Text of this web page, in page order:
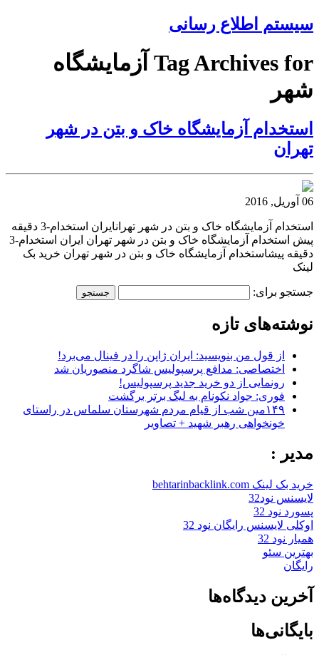
سیستم اطلاع رسانی
Tag Archives for آزمایشگاه
شهر
استخدام آزمایشگاه خاک و بتن در شهر
تهران
06 آوریل, 2016
استخدام آزمایشگاه خاک و بتن در شهر تهرانایران استخدام-3 دقیقه
پیش استخدام آزمایشگاه خاک و بتن در شهر تهران ایران استخدام-3
دقیقه پیشاستخدام آزمایشگاه خاک و بتن در شهر تهران خرید بک
لینک
جستجو برای:
نوشته‌های تازه
از قول من بنویسید: ایران ژاپن را در فینال می‌برد!
اختصاصی: مدافع پرسپولیس شاگرد منصوریان شد
رونمایی از دو خرید جدید پرسپولیس!
فوری: جواد نکونام به لیگ برتر برگشت
۱۴۹مین شب از قیام مردم شهرستان سلماس در راستای
خونخواهی رهبر شهید + تصاویر
مدیر :
خرید بک لینک behtarinbacklink.com
لایسنس نود32
پسورد نود 32
اوکلی لایسنس رایگان نود 32
همیار نود 32
بهترین سئو
رایگان
آخرین دیدگاه‌ها
بایگانی‌ها